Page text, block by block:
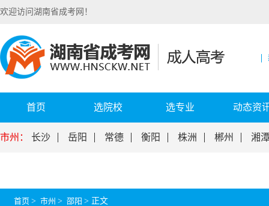
欢迎访问湖南省成考网！
首页 选院校 选专业 动态资
市州： 长沙 岳阳 常德 衡阳 株洲 郴州 湘
首页 > 市州 > 邵阳 > 正文